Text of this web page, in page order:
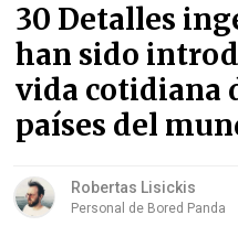
30 Detalles
han sido
vida cotidiana
países del
Robertas Lisickis
Personal de Bored Panda